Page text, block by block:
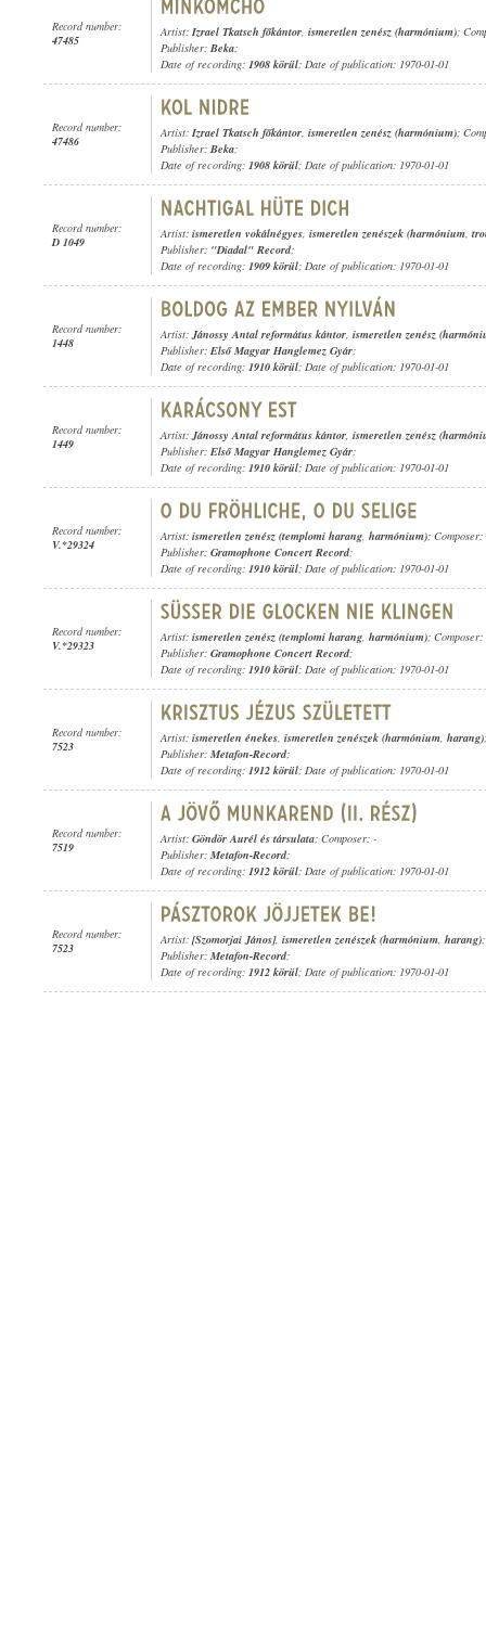
Record number:
47485
Artist: Izrael Tkatsch főkántor, ismeretlen zenész (harmónium);
Publisher: Beka;
Date of recording: 1908 körül; Date of publication: 1970-01-01
Record number:
47486
Artist: Izrael Tkatsch főkántor, ismeretlen zenész (harmónium);
Publisher: Beka;
Date of recording: 1908 körül; Date of publication: 1970-01-01
Record number:
D 1049
Artist: ismeretlen vokálnégyes, ismeretlen zenészek (harmónium,
Publisher: "Diadal" Record;
Date of recording: 1909 körül; Date of publication: 1970-01-01
Record number:
1448
Artist:Jánossy Antal református kántor, ismeretlen zenész
Publisher: Első Magyar Hanglemez Gyár;
Date of recording: 1910 körül; Date of publication: 1970-01-01
Record number:
1449
Artist:Jánossy Antal református kántor, ismeretlen zenész
Publisher: Első Magyar Hanglemez Gyár;
Date of recording: 1910 körül; Date of publication: 1970-01-01
Record number:
V.*29324
Artist: ismeretlen zenész (templomi harang, harmónium); Composer:
Publisher: Gramophone Concert Record;
Date of recording: 1910 körül; Date of publication: 1970-01-01
Record number:
V.*29323
Artist: ismeretlen zenész (templomi harang, harmónium); Composer:
Publisher: Gramophone Concert Record;
Date of recording: 1910 körül; Date of publication: 1970-01-01
Record number:
7523
Artist: ismeretlen énekes, ismeretlen zenészek (harmónium, harang)
Publisher: Metafon-Record;
Date of recording: 1912 körül; Date of publication: 1970-01-01
Record number:
7519
Artist: Göndör Aurél és társulata; Composer: -
Publisher: Metafon-Record;
Date of recording: 1912 körül; Date of publication: 1970-01-01
Record number:
7523
Artist: [Szomorjai János], ismeretlen zenészek (harmónium, harang)
Publisher: Metafon-Record;
Date of recording: 1912 körül; Date of publication: 1970-01-01